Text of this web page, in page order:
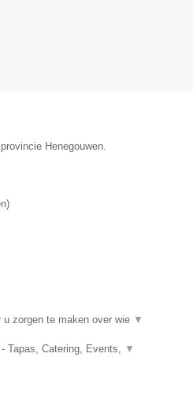
Henegouwen.
)
u zorgen te maken over wie ▼
Tapas, Catering, Events, ▼